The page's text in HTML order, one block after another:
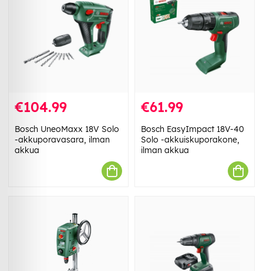
€104.99
Bosch UneoMaxx 18V Solo
-akkuporavasara, ilman
akkua
€61.99
Bosch EasyImpact 18V-40
Solo -akkuiskuporakone,
ilman akkua